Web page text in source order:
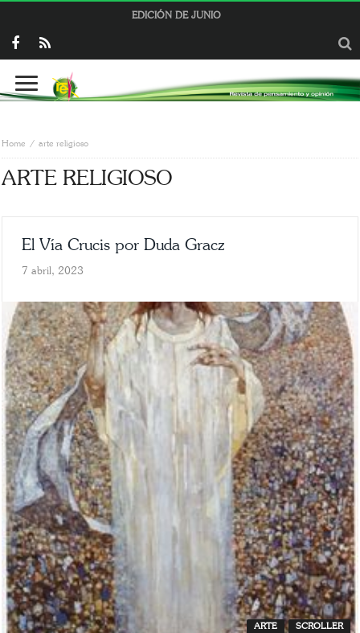
EDICIÓN DE JUNIO
Home arte religioso
ARTE RELIGIOSO
El Vía Crucis por Duda Gracz
7 abril, 2023
ARTE SCROLLER